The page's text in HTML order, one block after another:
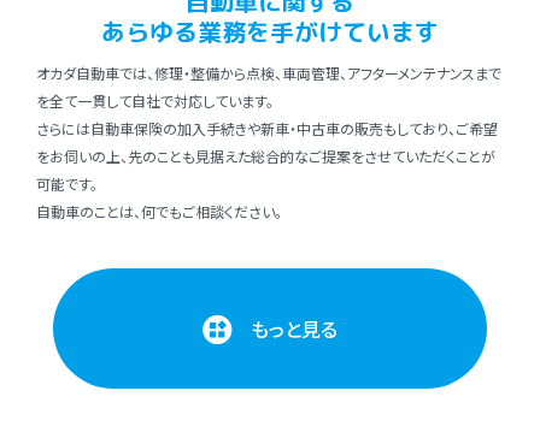
あらゆる業務を⼿がけています
オカダ⾃動⾞では、修理・整備から点検、⾞両管理、アフターメンテナンスまで
を全て⼀貫して⾃社で対応しています。
さらには⾃動⾞保険の加⼊⼿続きや新⾞・中古⾞の販売もしており、ご希望
をお伺いの上、先のことも⾒据えた総合的なご提案をさせていただくことが
可能です。
⾃動⾞のことは、何でもご相談ください。
もっと見る